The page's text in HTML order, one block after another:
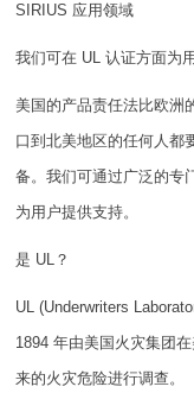
SIRIUS 应用领域
我们可在 UL 认证方面为
美国的产品责任法比欧洲
口到北美地区的任何人都
备。我们可通过广泛的专
为用户提供支持。
是 UL？
UL (Underwriters
1894 年由美国火灾集团
来的火灾危险进行调查。